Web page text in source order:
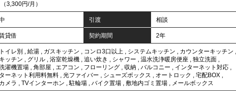
3,300円/月）
引渡 相談
貸借 契約期間 2年
イレ別 , 給湯 , ガスキッチン , コンロ3口以上 , システムキッチン , カウンターキッチン ,
ッチン , グリル , 浴室乾燥機 , 追い炊き , シャワー , 温水洗浄暖房便座 , 独立洗面 ,
濯機置場 , 角部屋 , エアコン , フローリング , 収納 , バルコニー , インターネット対応 ,
ーネット利用料無料 , 光ファイバー , シューズボックス , オートロック , 宅配BOX ,
メラ , TVインターホン ,駐輪場 , バイク置場 , 敷地内ゴミ置場 , メールボックス